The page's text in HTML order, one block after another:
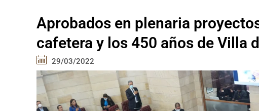
Aprobados en plenaria
cafetera y los 450 años de Villa
29/03/2022